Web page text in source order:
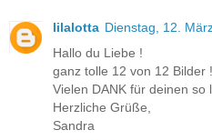
lilalotta Dienstag, 12.
Hallo du Liebe !
ganz tolle 12 von 12 Bilder !
Vielen DANK für deinen so
Herzliche Grüße,
Sandra